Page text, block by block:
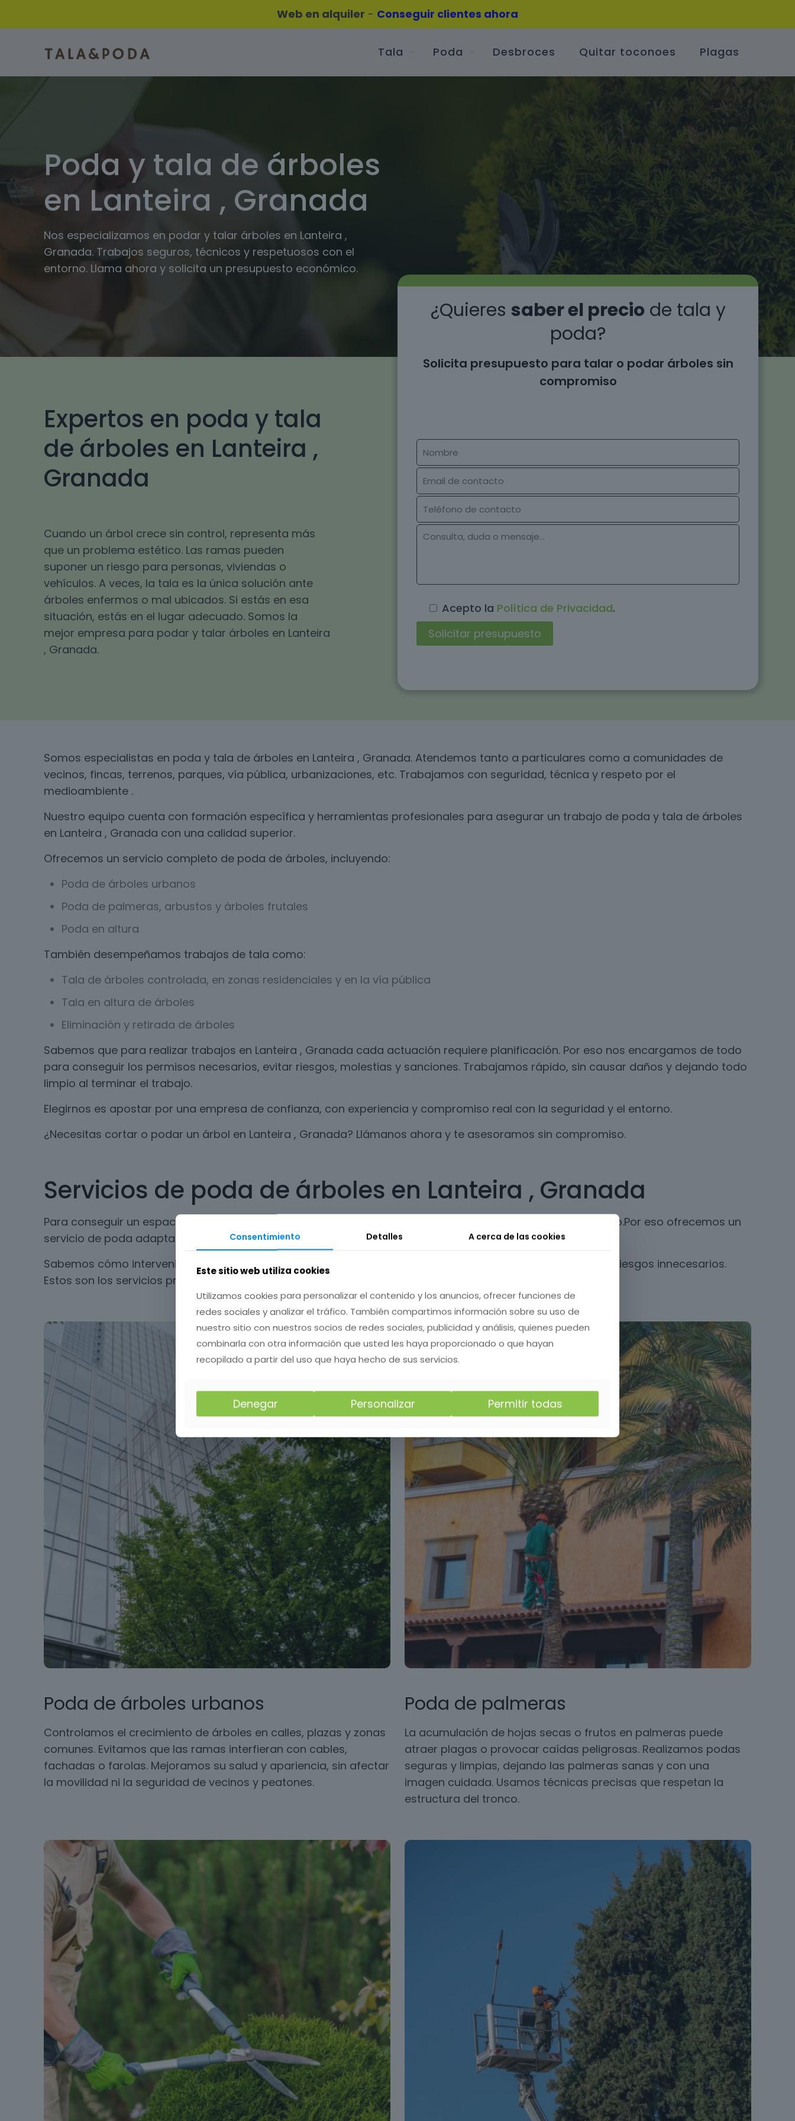
Web en alquiler - Conseguir clientes ahora
Tala Poda Desbroces Quitar toconoes Plagas
Poda y tala de árboles
en Lanteira , Granada
Nos especializamos en podar y talar árboles en Lanteira ,
Granada. Trabajos seguros, técnicos y respetuosos con el
entorno. Llama ahora y solicita un presupuesto económico.
Expertos en poda y tala
de árboles en Lanteira ,
Granada
Cuando un árbol crece sin control, representa más
que un problema estético. Las ramas pueden
suponer un riesgo para personas, viviendas o
vehículos. A veces, la tala es la única solución ante
árboles enfermos o mal ubicados. Si estás en esa
situación, estás en el lugar adecuado. Somos la
mejor empresa para podar y talar árboles en Lanteira
, Granada.
¿Quieres saber el precio de tala y
poda?
Solicita presupuesto para talar o podar árboles sin
compromiso
Acepto la Política de Privacidad.
Somos especialistas en poda y tala de árboles en Lanteira , Granada. Atendemos tanto a particulares como a comunidades de
vecinos, fincas, terrenos, parques, vía pública, urbanizaciones, etc. Trabajamos con seguridad, técnica y respeto por el
medioambiente .
Nuestro equipo cuenta con formación específica y herramientas profesionales para asegurar un trabajo de poda y tala de árboles
en Lanteira , Granada con una calidad superior.
Ofrecemos un servicio completo de poda de árboles, incluyendo:
Poda de árboles urbanos
Poda de palmeras, arbustos y árboles frutales
Poda en altura
También desempeñamos trabajos de tala como:
Tala de árboles controlada, en zonas residenciales y en la vía pública
Tala en altura de árboles
Eliminación y retirada de árboles
Sabemos que para realizar trabajos en Lanteira , Granada cada actuación requiere planificación. Por eso nos encargamos de todo
para conseguir los permisos necesarios, evitar riesgos, molestias y sanciones. Trabajamos rápido, sin causar daños y dejando todo
limpio al terminar el trabajo.
Elegirnos es apostar por una empresa de confianza, con experiencia y compromiso real con la seguridad y el entorno.
¿Necesitas cortar o podar un árbol en Lanteira , Granada? Llámanos ahora y te asesoramos sin compromiso.
Servicios de poda de árboles en Lanteira , Granada
Para conseguir un espacio seguro y limpio, es necesario realizar un trabajo de poda al menos una vez al año.Por eso ofrecemos un
servicio de poda adaptado a cada tipo de árbol o planta.
Sabemos cómo intervenir los espacios sin dañar el ecosistema, respetando los ciclos naturales y evitando riesgos innecesarios.
Estos son los servicios profesionales que ofrecemos en Lanteira , Granada.
Poda de árboles urbanos
Controlamos el crecimiento de árboles en calles, plazas y zonas
comunes. Evitamos que las ramas interfieran con cables,
fachadas o farolas. Mejoramos su salud y apariencia, sin afectar
la movilidad ni la seguridad de vecinos y peatones.
Poda de palmeras
La acumulación de hojas secas o frutos en palmeras puede
atraer plagas o provocar caídas peligrosas. Realizamos podas
seguras y limpias, dejando las palmeras sanas y con una
imagen cuidada. Usamos técnicas precisas que respetan la
estructura del tronco.
Consentimiento Detalles A cerca de las cookies
Este sitio web utiliza cookies
Utilizamos cookies para personalizar el contenido y los anuncios, ofrecer funciones de
redes sociales y analizar el tráfico. También compartimos información sobre su uso de
nuestro sitio con nuestros socios de redes sociales, publicidad y análisis, quienes pueden
combinarla con otra información que usted les haya proporcionado o que hayan
recopilado a partir del uso que haya hecho de sus servicios.
Denegar Personalizar Permitir todas